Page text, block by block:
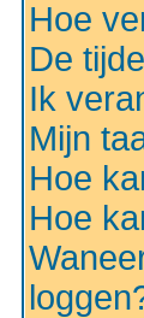
Hoe
De
Ik
Mijn
Hoe
Hoe